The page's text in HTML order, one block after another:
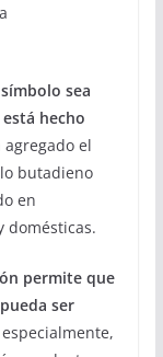
sea
hecho
agregado el
butadieno
en
domésticas.
permite que
ser
especialmente,